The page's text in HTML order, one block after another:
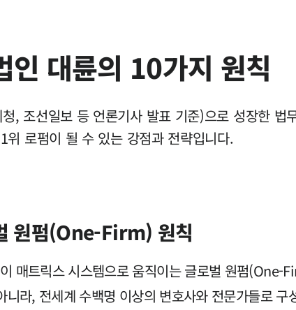
인 대륜의 10가지 원칙
, 조선일보 등 언론기사 발표 기준)으로 성장한 법
원펌(One-Firm) 원칙
매트릭스 시스템으로 움직이는 글로벌 원펌(One-
라, 전세계 수백명 이상의 변호사와 전문가들로